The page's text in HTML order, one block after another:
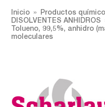
Inicio
Productos
DISOLVENTES ANHIDROS
Tolueno, 99,5%, anhidro
moleculares